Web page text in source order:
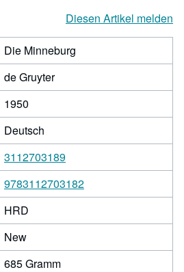
Diesen Artikel melden
Die Minneburg
de Gruyter
1950
Deutsch
3112703189
9783112703182
HRD
New
685 Gramm